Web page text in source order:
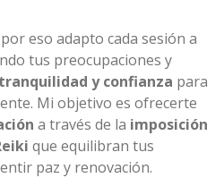
eso adapto cada sesión a
tus preocupaciones y
tranquilidad y confianza para
Mi objetivo es ofrecerte
a través de la imposición
que equilibran tus
paz y renovación.